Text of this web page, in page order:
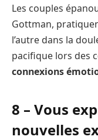
Les couples
Gottman,
l’autre dans la
pacifique lors des
connexions
8 – Vous
nouvelles